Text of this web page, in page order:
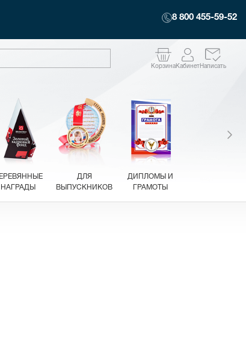
8 800 455-59-52
КорзинаКабинетНаписать
НАГРАДЫ
ДЛЯ
ВЫПУСКНИКОВ
ДИПЛОМЫ И
ГРАМОТЫ